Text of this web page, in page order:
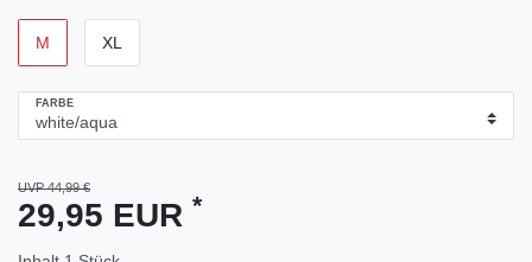
M XL
FARBE
UVP 44,99 €
29,95 EUR *